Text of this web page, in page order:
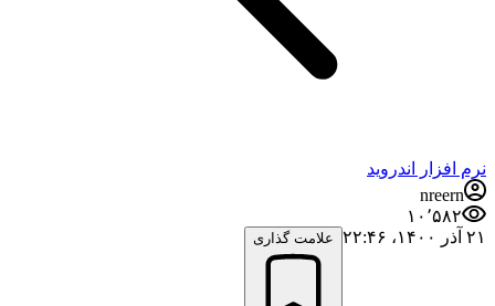
نرم افزار اندروید
nreern
۱۰٬۵۸۲
۲۱ آذر ۱۴۰۰،‏ ۲۲:۴۶
علامت گذاری